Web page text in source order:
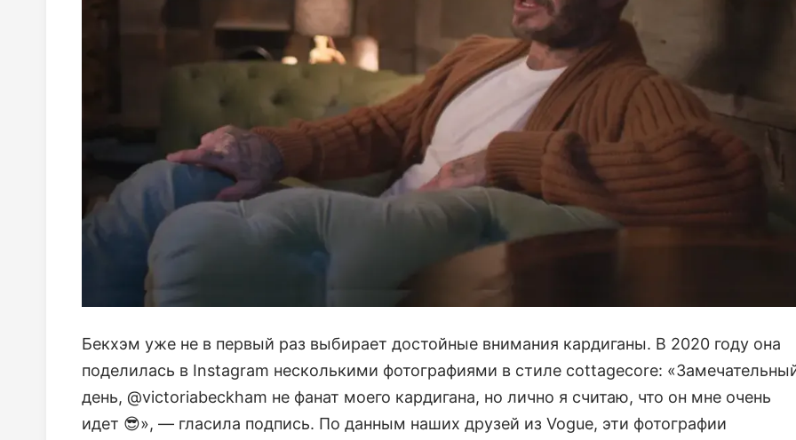
Бекхэм уже не в первый раз выбирает достойные внимания кардиганы. В 2020 году она
поделилась в Instagram несколькими фотографиями в стиле cottagecore:
день, @victoriabeckham не фанат моего кардигана, но лично я считаю, что он мне очень
идет 😎», — гласила подпись. По данным наших друзей из Vogue, эти фотографии